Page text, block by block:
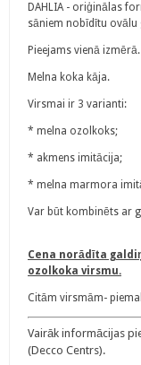
DAHLIA - oriģinālas
sāniem nobīdītu ovālu
Pieejams vienā izmērā.
Melna koka kāja.
Virsmai ir 3 varianti:
* melna ozolkoks;
* akmens imitācija;
* melna marmora
Var būt kombinēts ar
Cena norādīta
ozolkoka virsmu.
Citām virsmām-
Vairāk informācijas
(Decco Centrs).